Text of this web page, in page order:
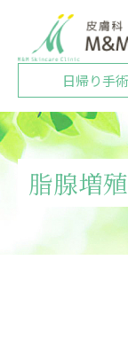
日帰り手術
脂腺増